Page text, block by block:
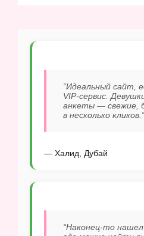
“Идеальный сайт,
VIP-сервис.
анкеты — свежие,
в несколько кликов.”
— Халид, Дубай
“Наконец-то